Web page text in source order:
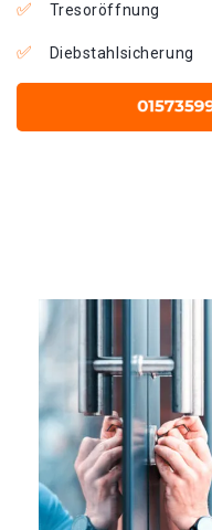
Tresoröffnung
Diebstahlsicherung